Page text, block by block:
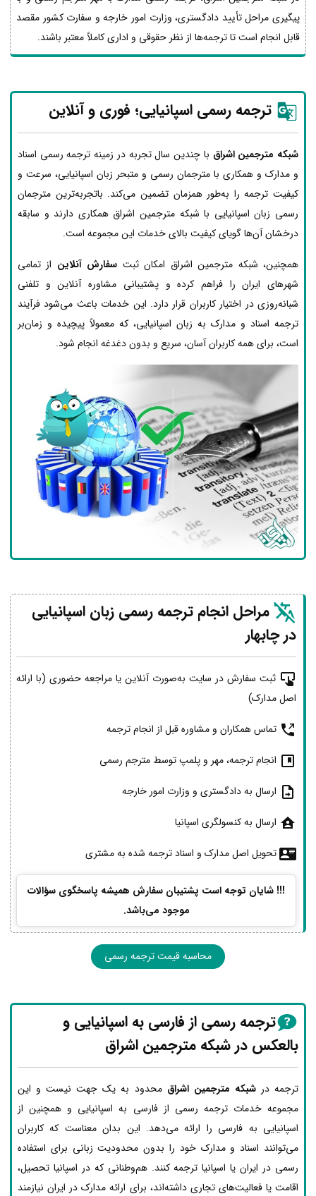
پیگیری مراحل تأیید دادگستری، وزارت امور خارجه و سفارت کشور مقصد
قابل انجام است تا ترجمه‌ها از نظر حقوقی و اداری کاملاً معتبر باشند.
ترجمه رسمی اسپانیایی؛ فوری و آنلاین
شبکه مترجمین اشراق با چندین سال تجربه در زمینه ترجمه رسمی اسناد
و مدارک و همکاری با مترجمان رسمی و متبحر زبان اسپانیایی، سرعت و
کیفیت ترجمه را به‌طور همزمان تضمین می‌کند. باتجربه‌ترین مترجمان
رسمی زبان اسپانیایی با شبکه مترجمین اشراق همکاری دارند و سابقه
درخشان آن‌ها گویای کیفیت بالای خدمات این مجموعه است.
همچنین، شبکه مترجمین اشراق امکان ثبت سفارش آنلاین از تمامی
شهرهای ایران را فراهم کرده و پشتیبانی مشاوره آنلاین و تلفنی
شبانه‌روزی در اختیار کاربران قرار دارد. این خدمات باعث می‌شود فرآیند
ترجمه اسناد و مدارک به زبان اسپانیایی، که معمولاً پیچیده و زمان‌بر
است، برای همه کاربران آسان، سریع و بدون دغدغه انجام شود.
مراحل انجام ترجمه رسمی زبان اسپانیایی
در چابهار
ثبت سفارش در سایت به‌صورت آنلاین یا مراجعه حضوری (با ارائه
اصل مدارک)
تماس همکاران و مشاوره قبل از انجام ترجمه
انجام ترجمه، مهر و پلمپ توسط مترجم رسمی
ارسال به دادگستری و وزارت امور خارجه
ارسال به کنسولگری اسپانیا
تحویل اصل مدارک و اسناد ترجمه شده به مشتری
!!! شایان توجه است پشتیبان سفارش همیشه پاسخگوی سؤالات
موجود می‌باشد.
محاسبه قیمت ترجمه رسمی
ترجمه رسمی از فارسی به اسپانیایی و
بالعکس در شبکه مترجمین اشراق
ترجمه درشبکه مترجمین اشراق محدود به یک جهت نیست و این
مجموعه خدمات ترجمه رسمی از فارسی به اسپانیایی و همچنین از
اسپانیایی به فارسی را ارائه می‌دهد. این بدان معناست که کاربران
می‌توانند اسناد و مدارک خود را بدون محدودیت زبانی برای استفاده
رسمی در ایران یا اسپانیا ترجمه کنند. هم‌وطنانی که در اسپانیا تحصیل،
اقامت یا فعالیت‌های تجاری داشته‌اند، برای ارائه مدارک در ایران نیازمند